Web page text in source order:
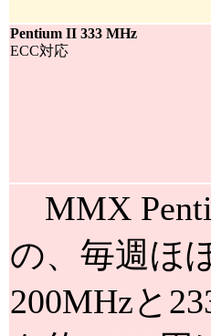
Pentium II 333 MHz
ECC対応
MMX
の、毎週ほ
200MHzと